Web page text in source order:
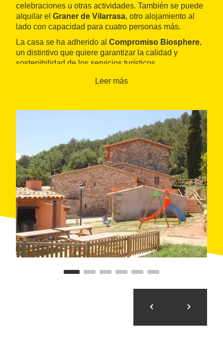
celebraciones u otras actividades. También se puede
alquilar el Graner de Vilarrasa, otro alojamiento al
lado con capacidad para cuatro personas más.
La casa se ha adherido al Compromiso Biosphere,
un distintivo que quiere garantizar la calidad y
sostenibilidad de los servicios turísticos.
Leer más